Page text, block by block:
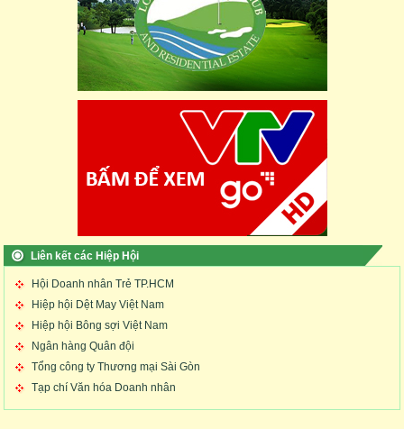
Liên kết các Hiệp Hội
Hội Doanh nhân Trẻ TP.HCM
Hiệp hội Dệt May Việt Nam
Hiệp hội Bông sợi Việt Nam
Ngân hàng Quân đội
Tổng công ty Thương mại Sài Gòn
Tạp chí Văn hóa Doanh nhân